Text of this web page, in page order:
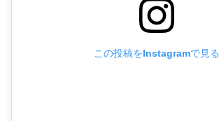
この投稿をInstagramで見る